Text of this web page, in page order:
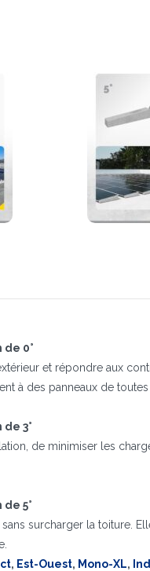
0°
et répondre aux
à des panneaux de toutes
3°
de minimiser les
5°
surcharger la toiture.
, Est-Ouest, Mono-XL,
J'ai lu et j'accepte la
Il est
Inscription